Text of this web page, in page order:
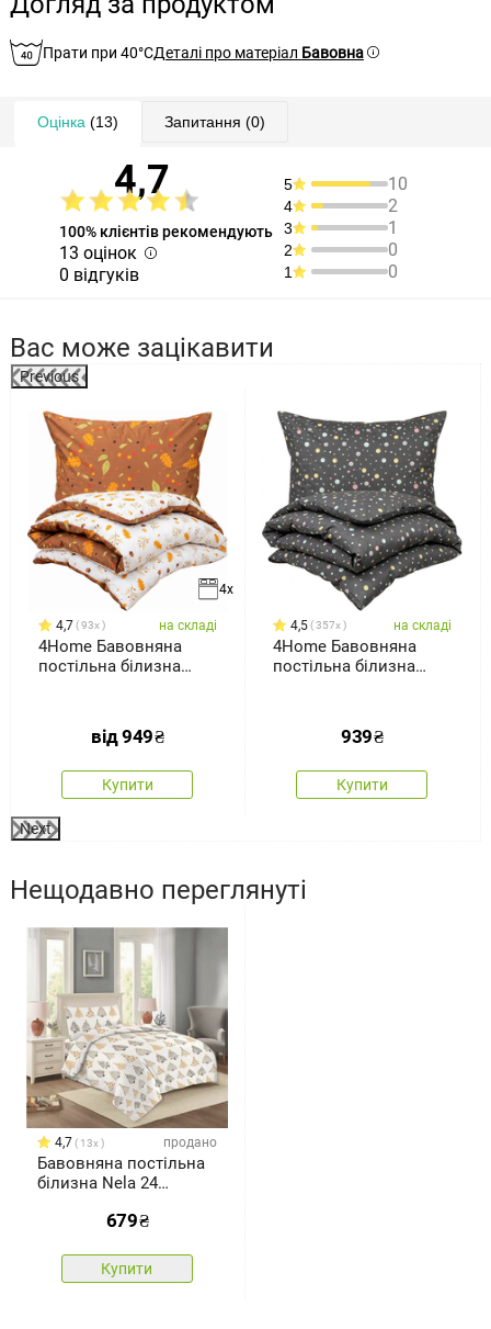
Прати при 40°CДеталі про матеріал Бавовна
Оцінка (13) Запитання (0)
4,7
100% клієнтів рекомендують
13 оцінок
0 відгуків
5 10
4 2
3 1
2 0
1 0
Вас може зацікавити
Previous
4x
4,7 93x на складі
4Home Бавовняна
постільна білизна
від949₴
Купити
4,5 357x на складі
4Home Бавовняна
постільна білизна
939₴
Купити
Next
Нещодавно переглянуті
4,7 13x продано
Бавовняна постільна
білизна Nela 24
200 см, 70 x 90 см
679₴
Купити